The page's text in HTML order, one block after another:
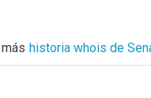
historia whois de